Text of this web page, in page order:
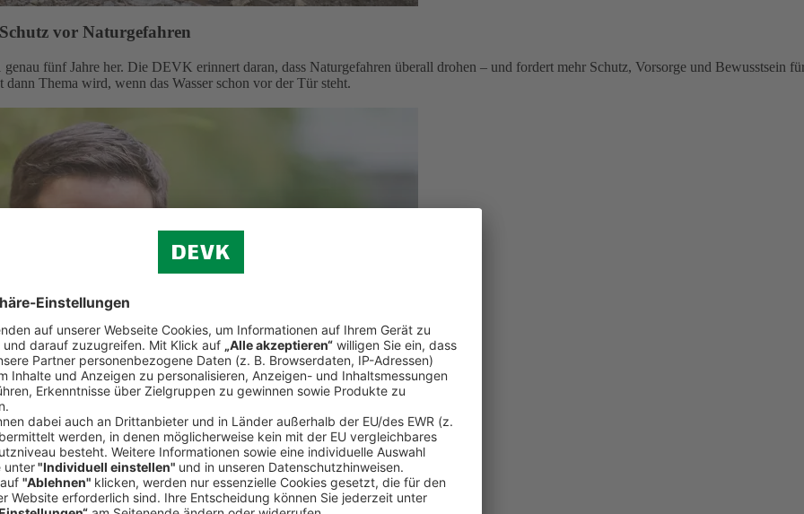
vor Naturgefahren
fünf Jahre her. Die DEVK erinnert daran, dass Naturgefahren überall drohen – und fordert mehr Schutz, Vorsorge und Bewusstsein
Thema wird, wenn das Wasser schon vor der Tür steht.